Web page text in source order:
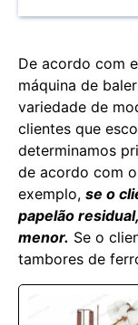
De acordo com
máquina de
variedade de
clientes que
determinamos
de acordo com
exemplo, se o
papelão
menor. Se o
tambores de